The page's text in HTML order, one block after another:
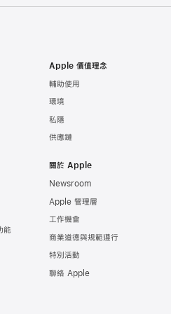
能
Apple 價值理念
輔助使用
環境
私隱
供應鏈
關於 Apple
Newsroom
Apple 管理層
工作機會
商業道德與規範遵行
特別活動
聯絡 Apple